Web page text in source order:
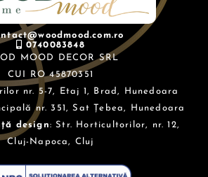
0740083848
MOOD DECOR SRL
CUI RO 45870351
nr. 5-7, Etaj 1, Brad, Hunedoara
nr. 351, Sat Țebea, Hunedoara
design: Str. Horticultorilor, nr. 12,
Cluj-Napoca, Cluj